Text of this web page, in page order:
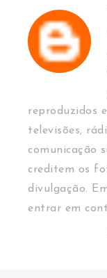
reproduzidos
televisões,
comunicação
creditem os
divulgação.
entrar em